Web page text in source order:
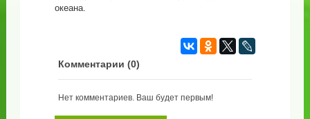
океана.
Комментарии (0)
Нет комментариев. Ваш будет первым!